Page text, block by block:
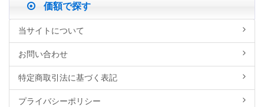
価額で探す
当サイトについて
お問い合わせ
特定商取引法に基づく表記
プライバシーポリシー